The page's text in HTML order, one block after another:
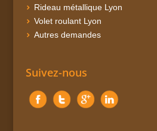
Rideau métallique Lyon
Volet roulant Lyon
Autres demandes
Suivez-nous